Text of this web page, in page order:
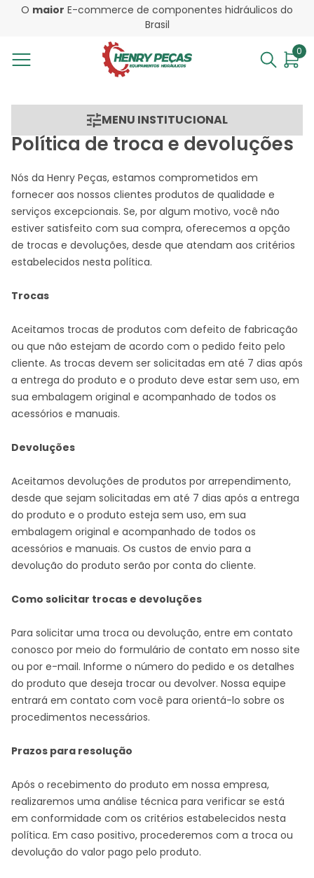
O maior E-commerce de componentes hidráulicos do
Brasil
0
MENU INSTITUCIONAL
Política de troca e devoluções
Nós da Henry Peças, estamos comprometidos em
fornecer aos nossos clientes produtos de qualidade e
serviços excepcionais. Se, por algum motivo, você não
estiver satisfeito com sua compra, oferecemos a opção
de trocas e devoluções, desde que atendam aos critérios
estabelecidos nesta política.
Trocas
Aceitamos trocas de produtos com defeito de fabricação
ou que não estejam de acordo com o pedido feito pelo
cliente. As trocas devem ser solicitadas em até 7 dias após
a entrega do produto e o produto deve estar sem uso, em
sua embalagem original e acompanhado de todos os
acessórios e manuais.
Devoluções
Aceitamos devoluções de produtos por arrependimento,
desde que sejam solicitadas em até 7 dias após a entrega
do produto e o produto esteja sem uso, em sua
embalagem original e acompanhado de todos os
acessórios e manuais. Os custos de envio para a
devolução do produto serão por conta do cliente.
Como solicitar trocas e devoluções
Para solicitar uma troca ou devolução, entre em contato
conosco por meio do formulário de contato em nosso site
ou por e-mail. Informe o número do pedido e os detalhes
do produto que deseja trocar ou devolver. Nossa equipe
entrará em contato com você para orientá-lo sobre os
procedimentos necessários.
Prazos para resolução
Após o recebimento do produto em nossa empresa,
realizaremos uma análise técnica para verificar se está
em conformidade com os critérios estabelecidos nesta
política. Em caso positivo, procederemos com a troca ou
devolução do valor pago pelo produto.